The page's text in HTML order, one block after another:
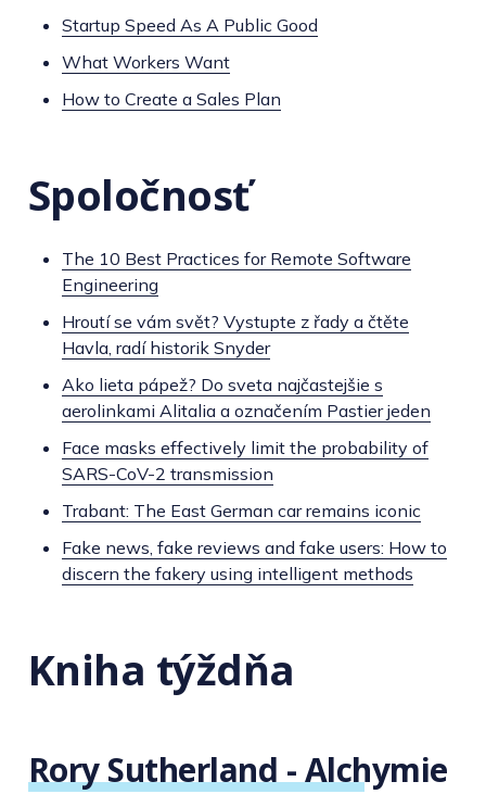
Startup Speed As A Public Good
What Workers Want
How to Create a Sales Plan
Spoločnosť
The 10 Best Practices for Remote Software
Engineering
Hroutí se vám svět? Vystupte z řady a čtěte
Havla, radí historik Snyder
Ako lieta pápež? Do sveta najčastejšie s
aerolinkami Alitalia a označením Pastier jeden
Face masks effectively limit the probability of
SARS-CoV-2 transmission
Trabant: The East German car remains iconic
Fake news, fake reviews and fake users: How to
discern the fakery using intelligent methods
Kniha týždňa
Rory Sutherland - Alchymie